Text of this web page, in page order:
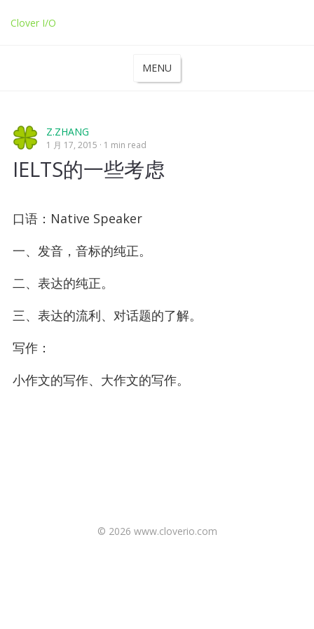
Clover I/O
MENU
Z.ZHANG
1 月 17, 2015 1 min read
IELTS的一些考虑
口语：Native Speaker
一、发音，音标的纯正。
二、表达的纯正。
三、表达的流利、对话题的了解。
写作：
小作文的写作、大作文的写作。
© 2026 www.cloverio.com